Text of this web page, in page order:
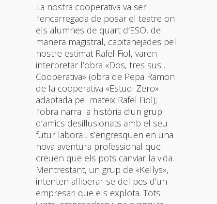
La nostra cooperativa va ser
l’encarregada de posar el teatre on
els alumnes de quart d’ESO, de
manera magistral, capitanejades pel
nostre estimat Rafel Fiol, varen
interpretar l’obra «Dos, tres sus…
Cooperativa» (obra de Pepa Ramon
de la cooperativa «Estudi Zero»
adaptada pel mateix Rafel Fiol);
l’obra narra la història d’un grup
d’amics desil·lusionats amb el seu
futur laboral, s’engresquen en una
nova aventura professional que
creuen que els pots canviar la vida.
Mentrestant, un grup de «Kellys»,
intenten alliberar-se del pes d’un
empresari que els explota. Tots